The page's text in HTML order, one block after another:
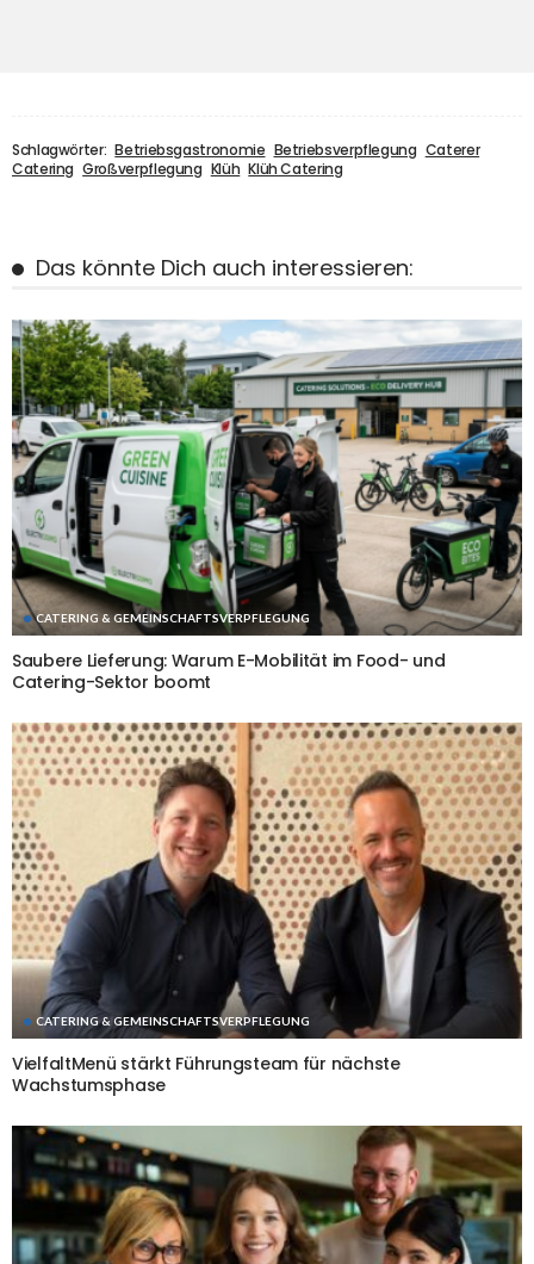
Schlagwörter: Betriebsgastronomie Betriebsverpflegung Caterer
Catering Großverpflegung Klüh Klüh Catering
Das könnte Dich auch interessieren:
CATERING & GEMEINSCHAFTSVERPFLEGUNG
Saubere Lieferung: Warum E-Mobilität im Food- und
Catering-Sektor boomt
CATERING & GEMEINSCHAFTSVERPFLEGUNG
VielfaltMenü stärkt Führungsteam für nächste
Wachstumsphase